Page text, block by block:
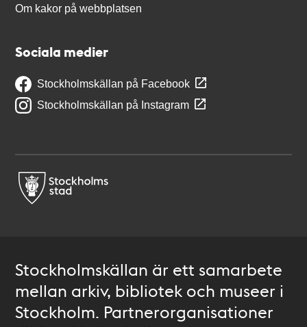
Om kakor på webbplatsen
Sociala medier
Stockholmskällan på Facebook
Stockholmskällan på Instagram
Stockholmskällan är ett samarbete
mellan arkiv, bibliotek och museer i
Stockholm. Partnerorganisationer